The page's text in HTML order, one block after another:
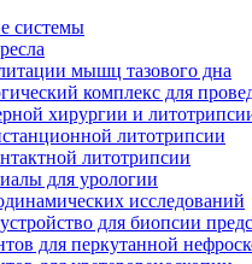
системы
мышц тазового дна
комплекс для
хирургии и
литотрипсии
литотрипсии
для урологии
исследований
для биопсии
для перкутанной